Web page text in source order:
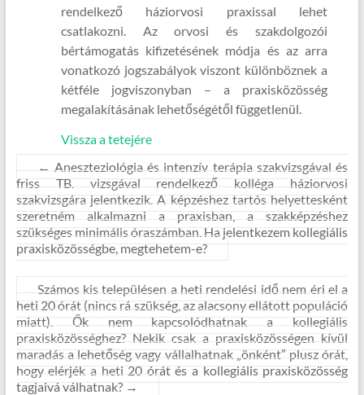
rendelkező háziorvosi praxissal lehet
csatlakozni. Az orvosi és szakdolgozói
bértámogatás kifizetésének módja és az arra
vonatkozó jogszabályok viszont különböznek a
kétféle jogviszonyban – a praxisközösség
megalakításának lehetőségétől függetlenül.
Vissza a tetejére
← Aneszteziológia és intenzív terápia szakvizsgával és
friss TB. vizsgával rendelkező kolléga háziorvosi
szakvizsgára jelentkezik. A képzéshez tartós helyettesként
szeretném alkalmazni a praxisban, a szakképzéshez
szükséges minimális óraszámban. Ha jelentkezem kollegiális
praxisközösségbe, megtehetem-e?
Számos kis településen a heti rendelési idő nem éri el a
heti 20 órát (nincs rá szükség, az alacsony ellátott populáció
miatt). Ők nem kapcsolódhatnak a kollegiális
praxisközösséghez? Nekik csak a praxisközösségen kívül
maradás a lehetőség vagy vállalhatnak „önként” plusz órát,
hogy elérjék a heti 20 órát és a kollegiális praxisközösség
tagjaivá válhatnak? →